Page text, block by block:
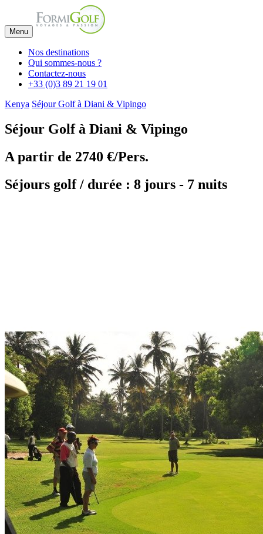
Menu
Nos destinations
Qui sommes-nous ?
Contactez-nous
+33 (0)3 89 21 19 01
Kenya Séjour Golf à Diani & Vipingo
Séjour Golf à Diani & Vipingo
A partir de 2740 €/Pers.
Séjours golf / durée : 8 jours - 7 nuits